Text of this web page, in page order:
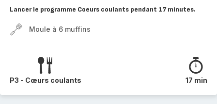
Lancer le programme Coeurs coulants pendant 17 minutes.
Moule à 6 muffins
P3 - Cœurs coulants 17 min